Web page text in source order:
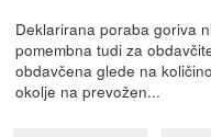
Deklarirana poraba goriva
pomembna tudi za
obdavčena glede na
okolje na prevožen...